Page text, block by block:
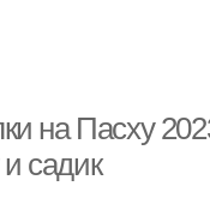
на Пасху
садик